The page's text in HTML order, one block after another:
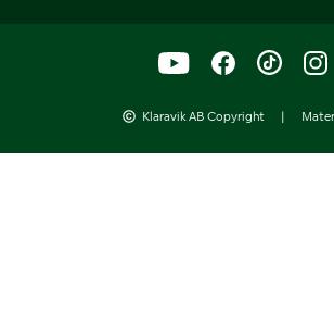
Klaravik AB Copyright |